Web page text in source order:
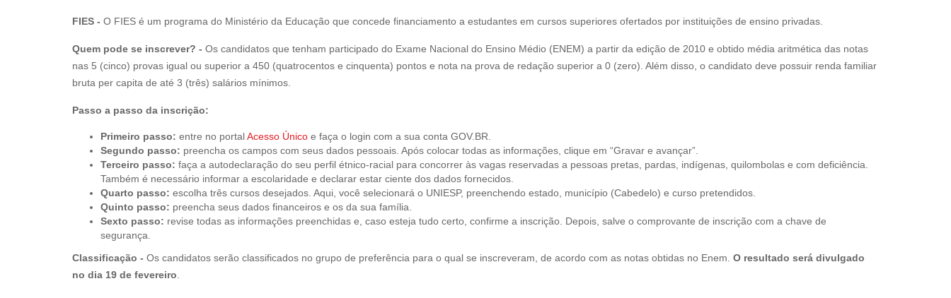
FIES - O FIES é um programa do Ministério da Educação que concede financiamento a estudantes em cursos superiores ofertados por instituições de ensino privadas.
Quem pode se inscrever? - Os candidatos que tenham participado do Exame Nacional do Ensino Médio (ENEM) a partir da edição de 2010 e obtido média aritmética das notas
nas 5 (cinco) provas igual ou superior a 450 (quatrocentos e cinquenta) pontos e nota na prova de redação superior a 0 (zero). Além disso, o candidato deve possuir renda familiar
bruta per capita de até 3 (três) salários mínimos.
Passo a passo da inscrição:
Primeiro passo: entre no portalAcesso Único e faça o login com a sua conta GOV.BR.
Segundo passo: preencha os campos com seus dados pessoais. Após colocar todas as informações, clique em “Gravar e avançar”.
Terceiro passo: faça a autodeclaração do seu perfil étnico-racial para concorrer às vagas reservadas a pessoas pretas, pardas, indígenas, quilombolas e com deficiência.
Também é necessário informar a escolaridade e declarar estar ciente dos dados fornecidos.
Quarto passo: escolha três cursos desejados. Aqui, você selecionará o UNIESP, preenchendo estado, município (Cabedelo) e curso pretendidos.
Quinto passo: preencha seus dados financeiros e os da sua família.
Sexto passo: revise todas as informações preenchidas e, caso esteja tudo certo, confirme a inscrição. Depois, salve o comprovante de inscrição com a chave de
segurança.
Classificação - Os candidatos serão classificados no grupo de preferência para o qual se inscreveram, de acordo com as notas obtidas no Enem. O resultado será divulgado
no dia 19 de fevereiro